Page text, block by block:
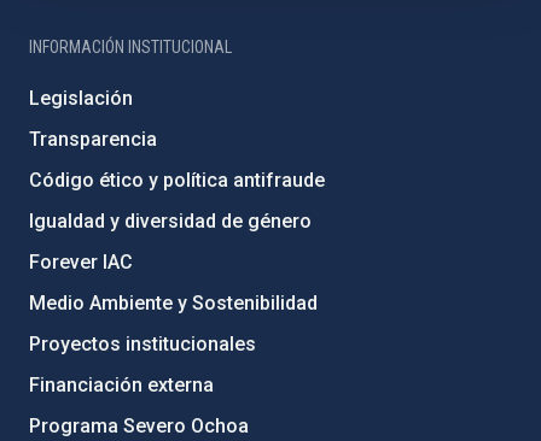
INFORMACIÓN INSTITUCIONAL
Legislación
Transparencia
Código ético y política antifraude
Igualdad y diversidad de género
Forever IAC
Medio Ambiente y Sostenibilidad
Proyectos institucionales
Financiación externa
Programa Severo Ochoa